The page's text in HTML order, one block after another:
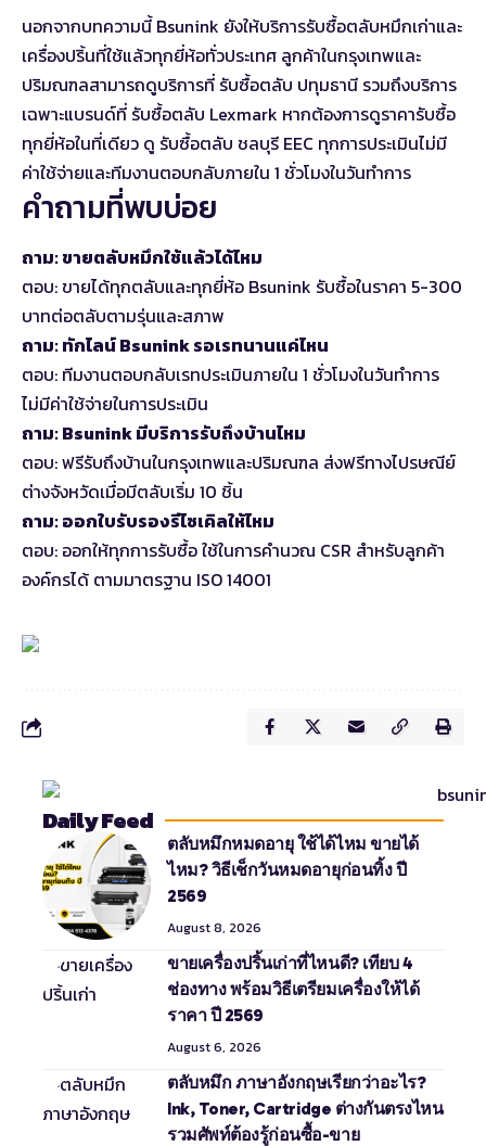
นอกจากบทความนี้ Bsunink ยังให้บริการรับซื้อตลับหมึกเก่าและ
เครื่องปริ้นที่ใช้แล้วทุกยี่ห้อทั่วประเทศ ลูกค้าในกรุงเทพและ
ปริมณฑลสามารถดูบริการที่ รับซื้อตลับ ปทุมธานี รวมถึงบริการ
เฉพาะแบรนด์ที่ รับซื้อตลับ Lexmark หากต้องการดูราคารับซื้อ
ทุกยี่ห้อในที่เดียว ดู รับซื้อตลับ ชลบุรี EEC ทุกการประเมินไม่มี
ค่าใช้จ่ายและทีมงานตอบกลับภายใน 1 ชั่วโมงในวันทำการ
คำถามที่พบบ่อย
ถาม: ขายตลับหมึกใช้แล้วได้ไหม
ตอบ: ขายได้ทุกตลับและทุกยี่ห้อ Bsunink รับซื้อในราคา 5-300
บาทต่อตลับตามรุ่นและสภาพ
ถาม: ทักไลน์ Bsunink รอเรทนานแค่ไหน
ตอบ: ทีมงานตอบกลับเรทประเมินภายใน 1 ชั่วโมงในวันทำการ
ไม่มีค่าใช้จ่ายในการประเมิน
ถาม: Bsunink มีบริการรับถึงบ้านไหม
ตอบ: ฟรีรับถึงบ้านในกรุงเทพและปริมณฑล ส่งฟรีทางไปรษณีย์
ต่างจังหวัดเมื่อมีตลับเริ่ม 10 ชิ้น
ถาม: ออกใบรับรองรีไซเคิลให้ไหม
ตอบ: ออกให้ทุกการรับซื้อ ใช้ในการคำนวณ CSR สำหรับลูกค้า
องค์กรได้ ตามมาตรฐาน ISO 14001
Daily Feed
ตลับหมึกหมดอายุ ใช้ได้ไหม ขายได้
ไหม? วิธีเช็กวันหมดอายุก่อนทิ้ง ปี
2569
August 8, 2026
ขายเครื่องปริ้นเก่าที่ไหนดี? เทียบ 4
ช่องทาง พร้อมวิธีเตรียมเครื่องให้ได้
ราคา ปี 2569
August 6, 2026
ตลับหมึก ภาษาอังกฤษเรียกว่าอะไร?
Ink, Toner, Cartridge ต่างกันตรงไหน
รวมศัพท์ต้องรู้ก่อนซื้อ-ขาย